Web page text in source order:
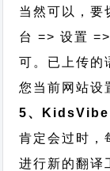
当然可以，
台 => 设置
可。已上传的
您当前网站设
5、KidsVibe
肯定会过时
进行新的翻译